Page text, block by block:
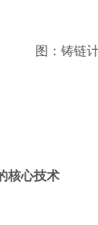
图：铸链
核心技术